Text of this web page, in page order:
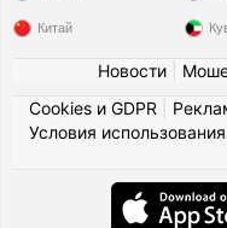
Китай
Новости|
Cookies и GDPR
Условия использования